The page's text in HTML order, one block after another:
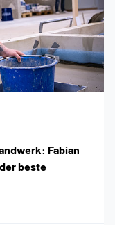
Fabian
beste